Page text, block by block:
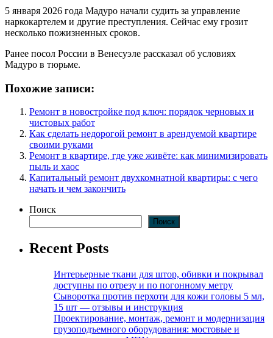
5 января 2026 года Мадуро начали судить за управление
наркокартелем и другие преступления. Сейчас ему грозит
несколько пожизненных сроков.
Ранее посол России в Венесуэле рассказал об условиях
Мадуро в тюрьме.
Похожие записи:
Ремонт в новостройке под ключ: порядок черновых и
чистовых работ
Как сделать недорогой ремонт в арендуемой квартире
своими руками
Ремонт в квартире, где уже живёте: как минимизировать
пыль и хаос
Капитальный ремонт двухкомнатной квартиры: с чего
начать и чем закончить
Поиск
Поиск
Recent Posts
Интерьерные ткани для штор, обивки и покрывал
доступны по отрезу и по погонному метру
Сыворотка против перхоти для кожи головы 5 мл,
15 шт — отзывы и инструкция
Проектирование, монтаж, ремонт и модернизация
грузоподъемного оборудования: мостовые и